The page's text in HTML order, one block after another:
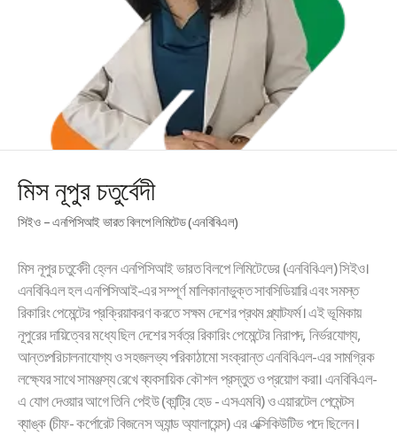
মিস নূপুর চতুর্বেদী
সিইও – এনপিসিআই ভারত বিলপে লিমিটেড (এনবিবিএল)
মিস নূপুর চতুর্বেদী হ্লেন এনপিসিআই ভারত বিলপে লিমিটেডের (এনবিবিএল) সিইও।
এনবিবিএল হল এনপিসিআই-এর সম্পূর্ণ মালিকানাভুক্ত সাবসিডিয়ারি এবং সমস্ত
রিকারিং পেমেন্টের প্রক্রিয়াকরণ করতে সক্ষম দেশের প্রথম প্ল্যাটফর্ম। এই ভূমিকায়
নূপুরের দায়িত্বের মধ্যে ছিল দেশের সর্বত্র রিকারিং পেমেন্টের নিরাপদ, নির্ভরযোগ্য,
আন্তঃপরিচালনাযোগ্য ও সহজলভ্য পরিকাঠামো সংক্রান্ত এনবিবিএল-এর সামগ্রিক
লক্ষ্যের সাথে সামঞ্জস্য রেখে ব্যবসায়িক কৌশল প্রস্তুত ও প্রয়োগ করা। এনবিবিএল-
এ যোগ দেওয়ার আগে তিনি পেইউ (কান্ট্রি হেড - এসএমবি) ও এয়ারটেল পেমেন্টস
ব্যাঙ্ক (চীফ- কর্পোরেট বিজনেস অ্যান্ড অ্যালায়েন্স) এর এক্সিকিউটিভ পদে ছিলেন।